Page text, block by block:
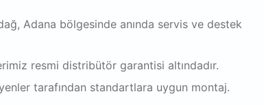
Adana bölgesinde anında servis ve destek
resmi distribütör garantisi altındadır.
tarafından standartlara uygun montaj.